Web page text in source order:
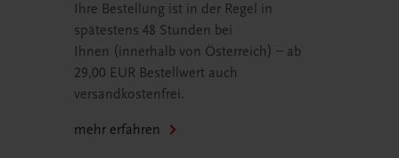
Ihre Bestellung ist in der Regel in
spätestens 48 Stunden bei
Ihnen (innerhalb von Österreich) – ab
29,00 EUR Bestellwert auch
versandkostenfrei.
mehr erfahren